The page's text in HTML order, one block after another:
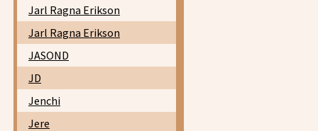
Jarl Ragna Erikson
Jarl Ragna Erikson
JASOND
JD
Jenchi
Jere